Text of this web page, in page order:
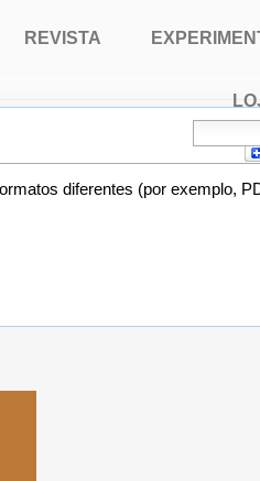
diferentes (por exemplo,
REVISTA